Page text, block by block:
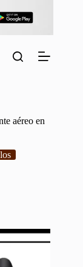
aéreo en